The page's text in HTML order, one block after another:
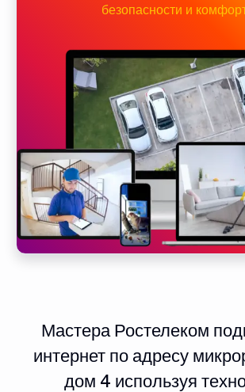
безопасности и
Мастера Ростелеком
интернет по адресу
дом 4 используя